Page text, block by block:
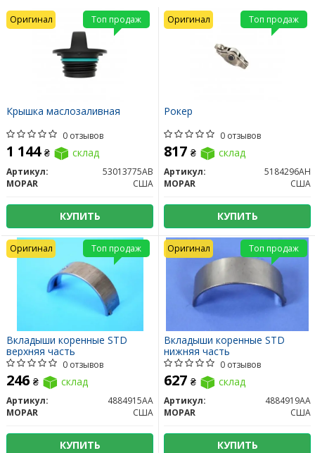
Крышка маслозаливная
0 отзывов
1 144 ₴ склад
Артикул:
53013775AB
MOPAR
США
КУПИТЬ
Топ продаж
Оригинал
Рокер
0 отзывов
817 ₴ склад
Артикул:
5184296AH
MOPAR
США
КУПИТЬ
Топ продаж
Оригинал
Вкладыши коренные STD
верхняя часть
0 отзывов
246 ₴ склад
Артикул:
4884915AA
MOPAR
США
КУПИТЬ
Топ продаж
Оригинал
Вкладыши коренные STD
нижняя часть
0 отзывов
627 ₴ склад
Артикул:
4884919AA
MOPAR
США
КУПИТЬ
Топ продаж
Оригинал